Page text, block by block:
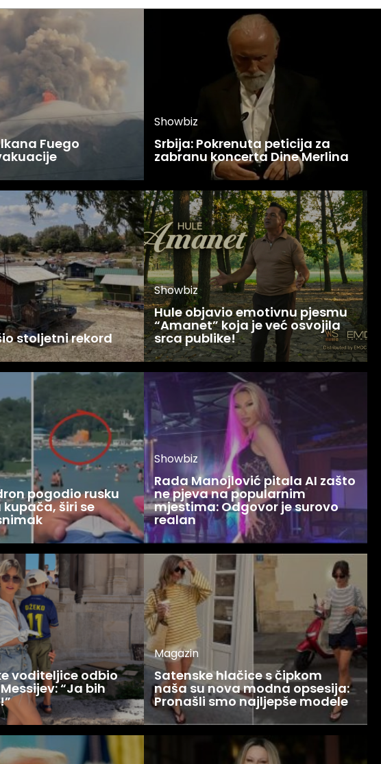
Fuego
stoljetni rekord
pogodio rusku
širi se
voditeljice odbio
“Ja bih
Showbiz
Srbija: Pokrenuta peticija za
zabranu koncerta Dine Merlina
Showbiz
Hule objavio emotivnu pjesmu
“Amanet” koja je već osvojila
srca publike!
Showbiz
Rada Manojlović pitala AI zašto
ne pjeva na popularnim
mjestima: Odgovor je surovo
realan
Magazin
Satenske hlačice s čipkom
naša su nova modna opsesija:
Pronašli smo najljepše modele